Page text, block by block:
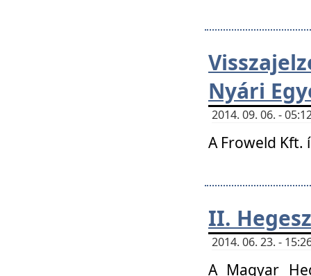
Nyári
2014. 09. 06. -
A Froweld
II.
2014. 06. 23. -
A Magyar